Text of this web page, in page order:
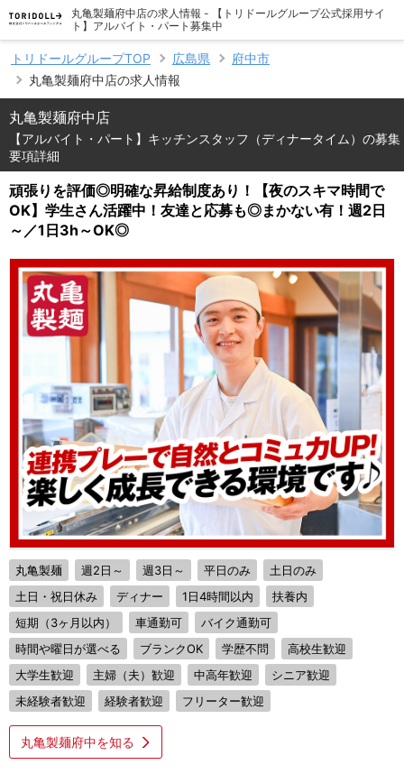
丸亀製麺府中店の求人情報 - 【トリドールグループ公式採用サイ
ト】アルバイト・パート募集中
トリドールグループTOP 広島県
府中市
丸亀製麺府中店の求人情報
丸亀製麺府中店
【アルバイト・パート】キッチンスタッフ（ディナータイム）の募集
要項詳細
頑張りを評価◎明確な昇給制度あり！【夜のスキマ時間で
OK】学生さん活躍中！友達と応募も◎まかない有！週2日
～／1日3h～OK◎
丸亀製麺 週2日～ 週3日～ 平日のみ
土日のみ
土日・祝日休み
ディナー 1日4時間以内
扶養内
短期（3ヶ月以内）
車通勤可
バイク通勤可
時間や曜日が選べる
ブランクOK 学歴不問
高校生歓迎
大学生歓迎
主婦（夫）歓迎 中高年歓迎
シニア歓迎
未経験者歓迎
経験者歓迎 フリーター歓迎
丸亀製麺府中を知る